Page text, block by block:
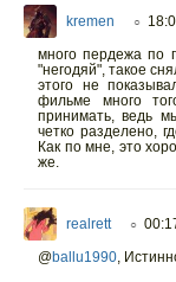
kremen ○
много пердежа по
"негодяй", такое
этого не
фильме много
принимать, ведь
четко разделено,
Как по мне, это
же.
realrett ○
@ballu1990,